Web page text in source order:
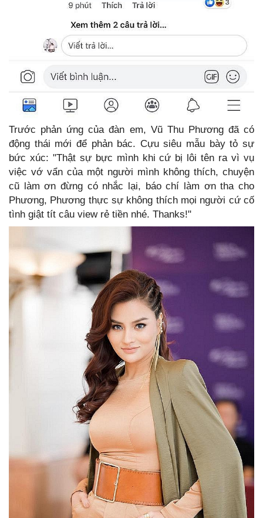
Trước phản ứng của đàn em, Vũ Thu Phương đã có
động thái mới để phản bác. Cựu siêu mẫu bày tỏ sự
bức xúc: "Thật sự bực mình khi cứ bị lôi tên ra vì vụ
việc vớ vẩn của một người mình không thích, chuyện
cũ làm ơn đừng có nhắc lại, báo chí làm ơn tha cho
Phương, Phương thực sự không thích mọi người cứ cố
tình giật tít câu view rẻ tiền nhé. Thanks!"